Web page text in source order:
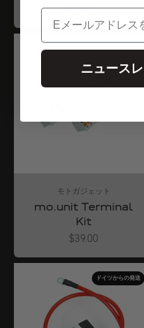
Angebot
$33.00
モトガジェット
mo.unit Terminal
Kit
Angebot
$39.00
ドイツからの発送
電子メール
ニュース